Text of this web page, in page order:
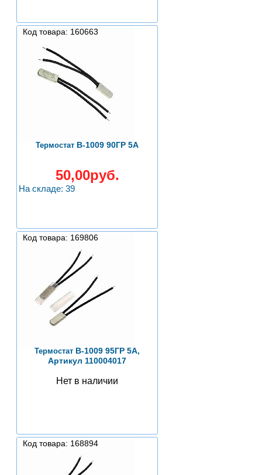
Код товара: 160663
Термостат B-1009 90ГР 5А
50,00руб.
На складе: 39
Код товара: 169806
Термостат B-1009 95ГР 5А,
Артикул 110004017
Нет в наличии
Код товара: 168894